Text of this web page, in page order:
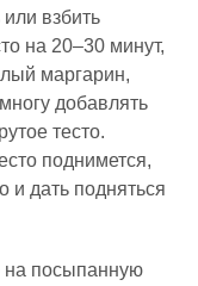
взбить
на 20–30 минут,
маргарин,
добавлять
тесто.
поднимется,
и дать подняться
на посыпанную